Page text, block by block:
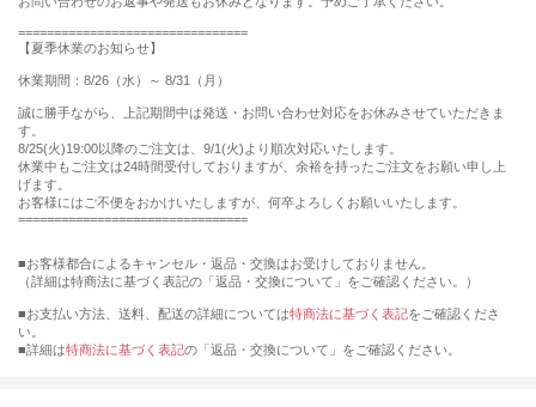
================================
【夏季休業のお知らせ】
休業期間：8/26（水）～ 8/31（月）
誠に勝手ながら、上記期間中は発送・お問い合わせ対応をお休みさせていただきま
す。
8/25(火)19:00以降のご注文は、9/1(火)より順次対応いたします。
休業中もご注文は24時間受付しておりますが、余裕を持ったご注文をお願い申し上
げます。
お客様にはご不便をおかけいたしますが、何卒よろしくお願いいたします。
================================
■お客様都合によるキャンセル・返品・交換はお受けしておりません。
（詳細は特商法に基づく表記の「返品・交換について」をご確認ください。）
■お支払い方法、送料、配送の詳細については特商法に基づく表記をご確認くださ
い。
■詳細は特商法に基づく表記の「返品・交換について」をご確認ください。